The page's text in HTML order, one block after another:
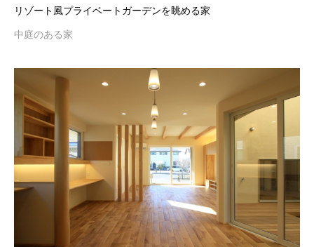
リゾート風プライベートガーデンを眺める家
中庭のある家